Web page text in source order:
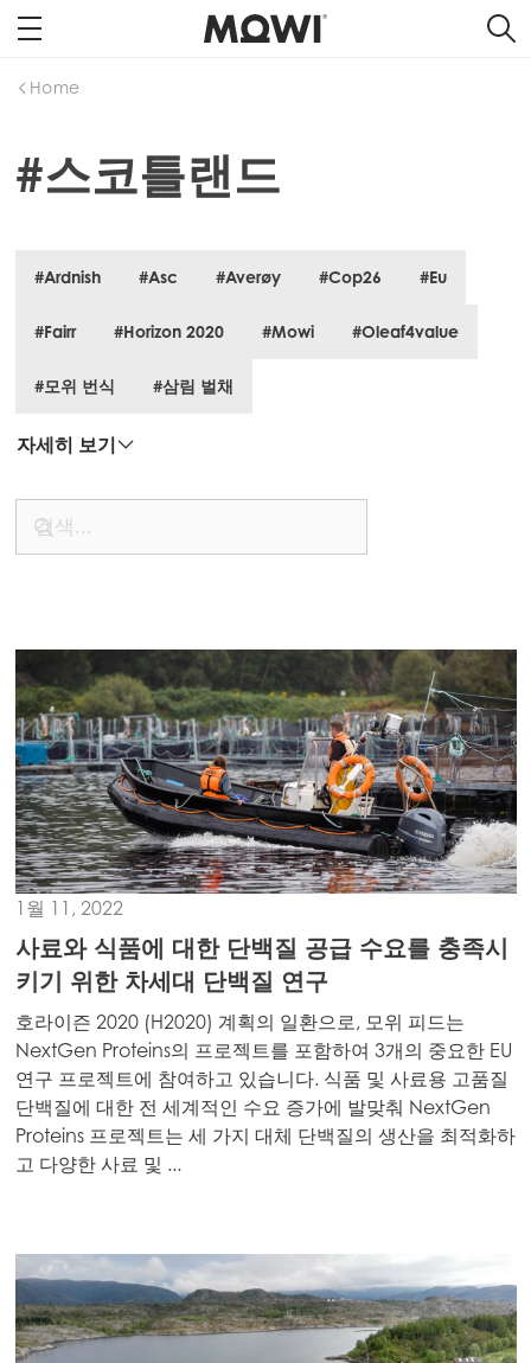
Mowi Global
Home
#스코틀랜드
#Ardnish #Asc #Averøy #Cop26 #Eu
#Fairr #Horizon 2020 #Mowi #Oleaf4value
#모위 번식 #삼림 벌채
자세히 보기
1월 11, 2022
사료와 식품에 대한 단백질 공급 수요를 충족시
키기 위한 차세대 단백질 연구
호라이즌 2020 (H2020) 계획의 일환으로, 모위 피드는
NextGen Proteins의 프로젝트를 포함하여 3개의 중요한 EU
연구 프로젝트에 참여하고 있습니다. 식품 및 사료용 고품질
단백질에 대한 전 세계적인 수요 증가에 발맞춰 NextGen
Proteins 프로젝트는 세 가지 대체 단백질의 생산을 최적화하
고 다양한 사료 및 ...